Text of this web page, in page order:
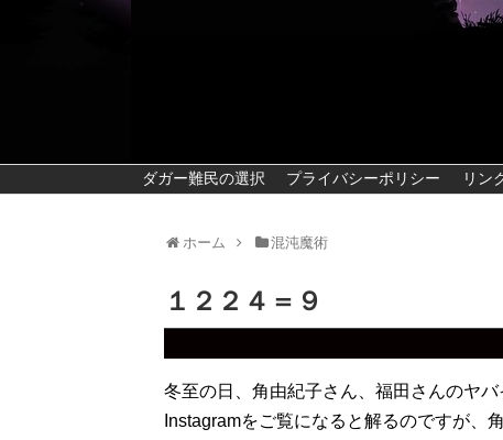
ダガー難民の選択 プライバシーポリシー リン
ホーム 混沌魔術
１２２４＝９
冬至の日、角由紀子さん、福田さんのヤ
Instagramをご覧になると解るのですが、